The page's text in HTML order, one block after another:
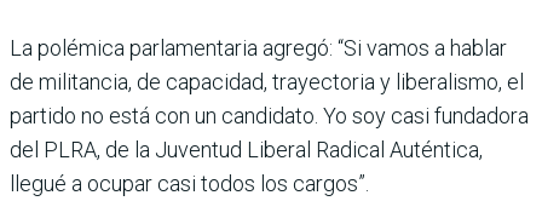
La polémica parlamentaria agregó: “Si vamos a hablar
de militancia, de capacidad, trayectoria y liberalismo, el
partido no está con un candidato. Yo soy casi fundadora
del PLRA, de la Juventud Liberal Radical Auténtica,
llegué a ocupar casi todos los cargos”.